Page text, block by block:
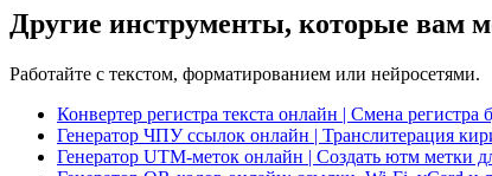
Другие инструменты, которые вам
Работайте с текстом, форматированием или нейросетями.
Конвертер регистра текста онлайн | Смена регистра
Генератор ЧПУ ссылок онлайн | Транслитерация
Генератор UTM-меток онлайн | Создать ютм метки